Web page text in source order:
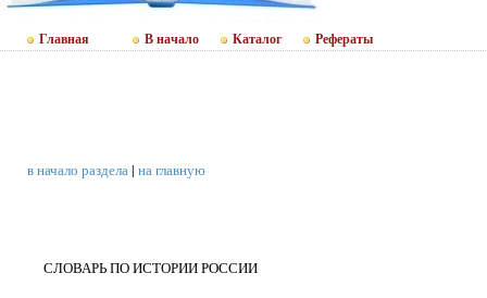
Главная В начало Каталог Рефераты
в начало раздела| на главную
СЛОВАРЬ ПО ИСТОРИИ РОССИИ